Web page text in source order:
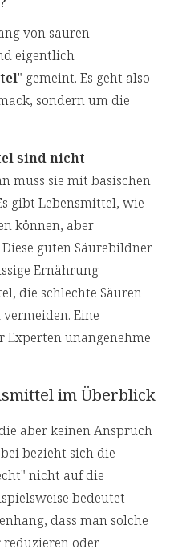
von sauren
eigentlich
" gemeint. Es geht also
sondern um die
sind nicht
muss sie mit basischen
gibt Lebensmittel, wie
können, aber
guten Säurebildner
Ernährung
die schlechte Säuren
Eine
Experten unangenehme
im Überblick
aber keinen Anspruch
bezieht sich die
nicht auf die
bedeutet
dass man solche
oder